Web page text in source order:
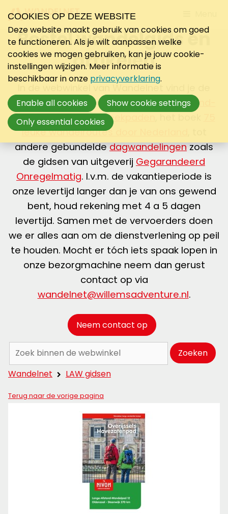
to
Bestel wandelgids en
artikelen
In de webwinkel van Wandelnet vind je de
mooiste wandelgidsen vanLange-Afstand-
WandelpadenenStreekpaden
leuke wandelroutes door Nederland
andere gebundeldedagwandelingenzoals
de gidsen van uitgeverij Gegarandeerd
Onregelmatig. I.v.m. de vakantieperiode is
onze levertijd langer dan je van ons gewend
bent, houd rekening met 4 a 5 dagen
levertijd. Samen met de vervoerders doen
we er alles aan om de dienstverlening op peil
te houden. Mocht er tóch iets spaak lopen in
onze bezorgmachine neem dan gerust
contact op via
wandelnet@willemsadventure.nl.
Neem contact op
Zoeken:
Zoeken
Wandelnet
LAW gidsen
Terug naar de vorige pagina
COOKIES OP DEZE WEBSITE
Deze website maakt gebruik van cookies om goed
te functioneren. Als je wilt aanpassen welke
cookies we mogen gebruiken, kan je jouw cookie-
instellingen wijzigen. Meer informatie is
beschikbaar in onze privacyverklaring.
Enable all cookies
Show cookie settings
Only essential cookies